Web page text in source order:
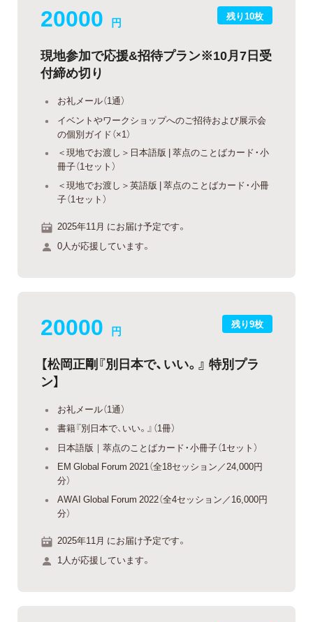
残り10枚
20000 円
現地参加で応援&招待プラン※10月7日受
付締め切り
お礼メール（1通）
イベントやワークショップへのご招待および展示会
の個別ガイド（×1）
＜現地でお渡し＞日本語版 | 萃点のことばカード・小
冊子（1セット）
＜現地でお渡し＞英語版 | 萃点のことばカード・小冊
子（1セット）
2025年11月 にお届け予定です。
0人が応援しています。
残り9枚
20000 円
【松岡正剛『別日本で、いい。』 特別プラ
ン】
お礼メール（1通）
書籍『別日本で、いい。』（1冊）
日本語版｜萃点のことばカード・小冊子（1セット）
EM Global Forum 2021（全18セッション／24,000円
分）
AWAI Global Forum 2022（全4セッション／16,000円
分）
2025年11月 にお届け予定です。
1人が応援しています。